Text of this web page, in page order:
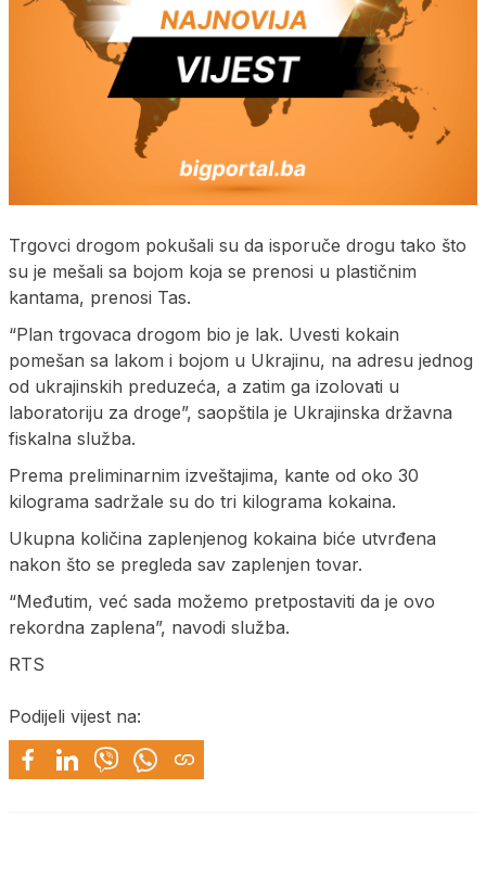
Trgovci drogom pokušali su da isporuče drogu tako što
su je mešali sa bojom koja se prenosi u plastičnim
kantama, prenosi Tas.
“Plan trgovaca drogom bio je lak. Uvesti kokain
pomešan sa lakom i bojom u Ukrajinu, na adresu jednog
od ukrajinskih preduzeća, a zatim ga izolovati u
laboratoriju za droge”, saopštila je Ukrajinska državna
fiskalna služba.
Prema preliminarnim izveštajima, kante od oko 30
kilograma sadržale su do tri kilograma kokaina.
Ukupna količina zaplenjenog kokaina biće utvrđena
nakon što se pregleda sav zaplenjen tovar.
“Međutim, već sada možemo pretpostaviti da je ovo
rekordna zaplena”, navodi služba.
RTS
Podijeli vijest na: